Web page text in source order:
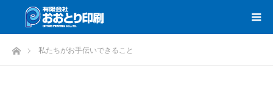
ホーム私たちがお手伝いできること